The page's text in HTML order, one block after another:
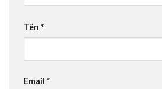
Tên *
Email *